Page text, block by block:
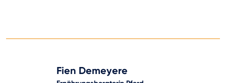
Fien Demeyere